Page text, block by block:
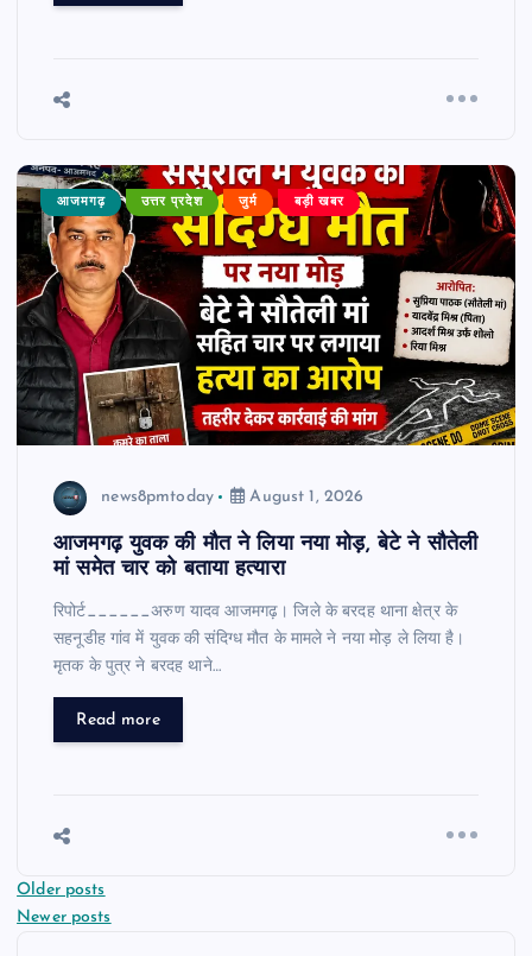
आजमगढ़ उत्तर प्रदेश जुर्म बड़ी खबर
news8pmtoday August 1, 2026
आजमगढ़ युवक की मौत ने लिया नया मोड़, बेटे ने सौतेली
मां समेत चार को बताया हत्यारा
रिपोर्ट______अरुण यादव आजमगढ़। जिले के बरदह थाना क्षेत्र के
सहनूडीह गांव में युवक की संदिग्ध मौत के मामले ने नया मोड़ ले लिया है।
मृतक के पुत्र ने बरदह थाने…
Read more
P
Older posts
Newer posts